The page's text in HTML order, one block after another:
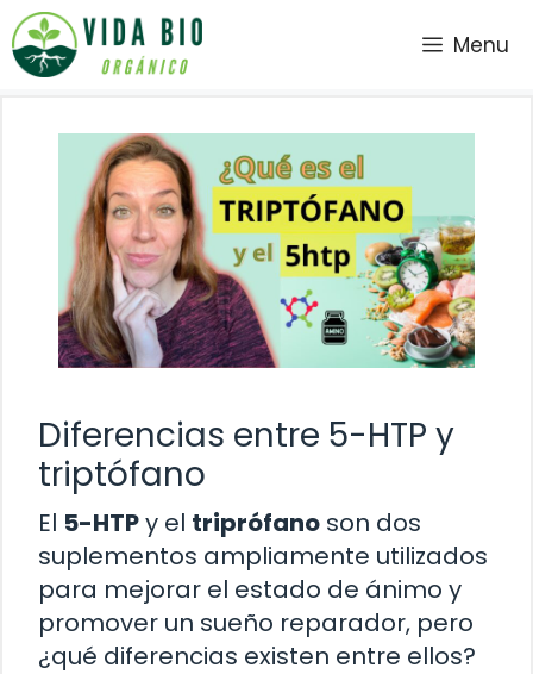
Saltar
al
contenido
Menu
Diferencias entre 5-HTP y
triptófano
El 5-HTPy el triprófano son dos
suplementos ampliamente utilizados
para mejorar el estado de ánimo y
promover un sueño reparador, pero
¿qué diferencias existen entre ellos?